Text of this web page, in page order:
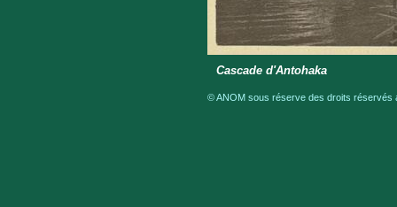
Cascade d'Antohaka
© ANOM sous réserve des droits réservés